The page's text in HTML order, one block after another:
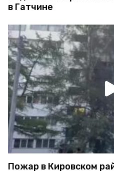
в Гатчине
Пожар в Кировском